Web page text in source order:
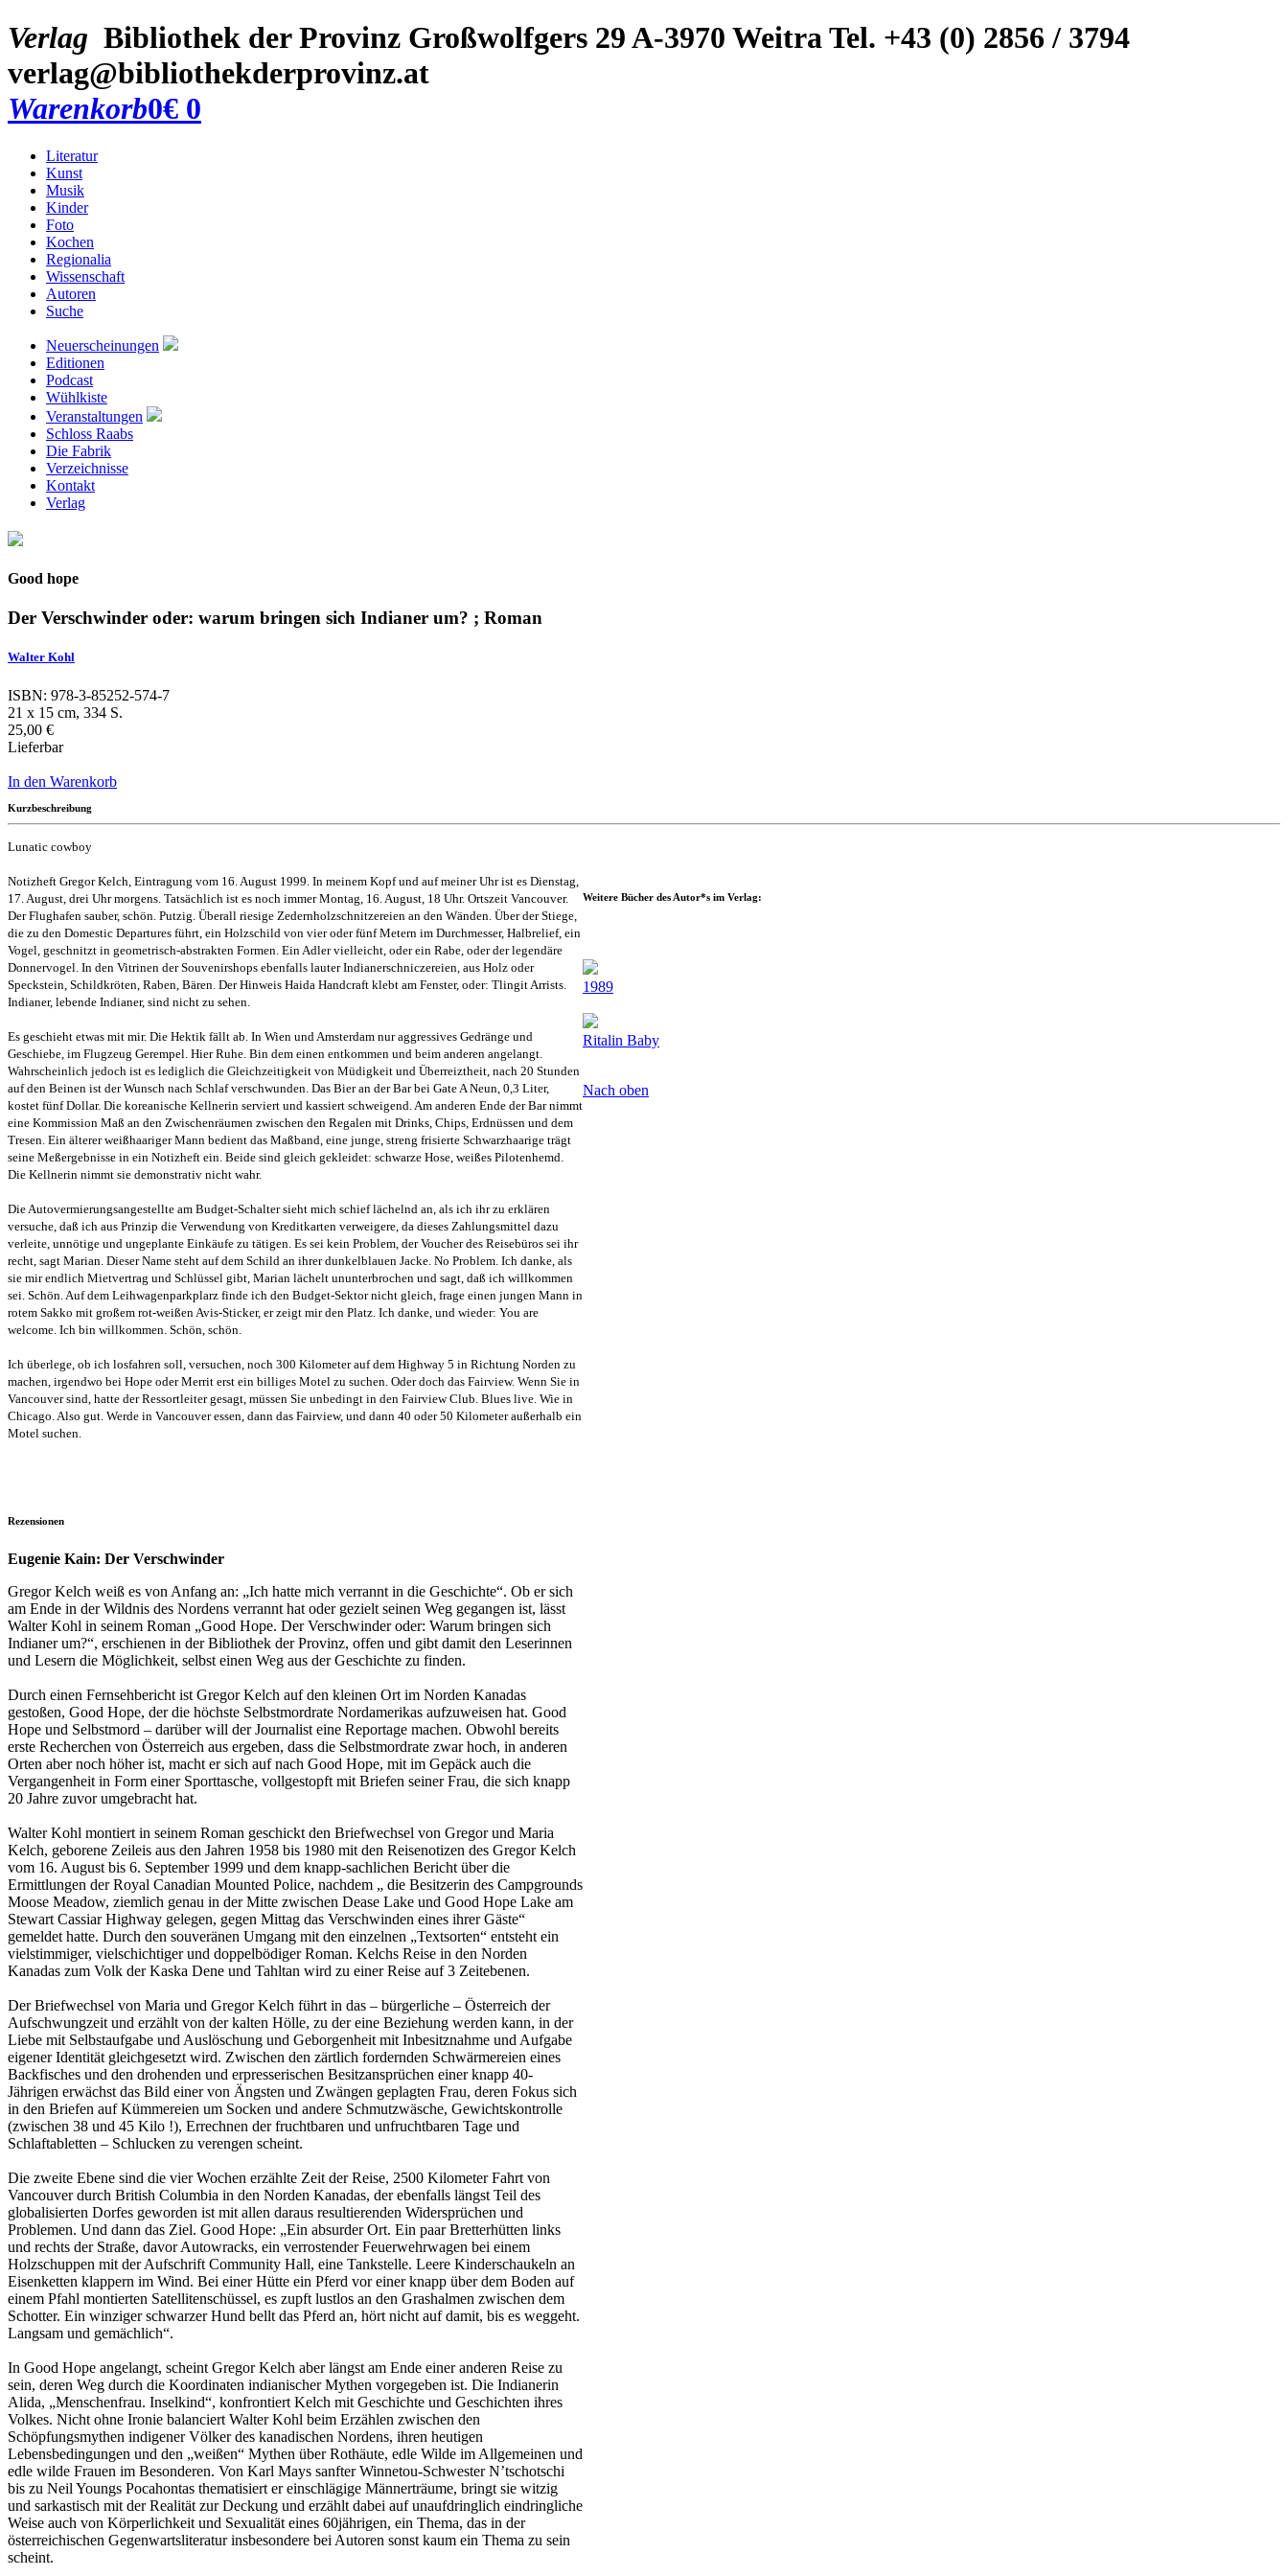
Verlag Bibliothek der Provinz Großwolfgers 29A-3970 WeitraTel. +43 (0) 2856 / 3794
verlag@bibliothekderprovinz.at
Warenkorb0€ 0
Literatur
Kunst
Musik
Kinder
Foto
Kochen
Regionalia
Wissenschaft
Autoren
Suche
Neuerscheinungen
Editionen
Podcast
Wühlkiste
Veranstaltungen
Schloss Raabs
Die Fabrik
Verzeichnisse
Kontakt
Verlag
Good hope
Der Verschwinder oder: warum bringen sich Indianer um? ; Roman
Walter Kohl
ISBN: 978-3-85252-574-7
21 x 15 cm, 334 S.
25,00 €
Lieferbar
In den Warenkorb
Kurzbeschreibung
Lunatic cowboy
Notizheft Gregor Kelch, Eintragung vom 16. August 1999. In meinem Kopf und auf meiner Uhr ist es Dienstag,
17. August, drei Uhr morgens. Tatsächlich ist es noch immer Montag, 16. August, 18 Uhr. Ortszeit Vancouver.
Der Flughafen sauber, schön. Putzig. Überall riesige Zedernholzschnitzereien an den Wänden. Über der Stiege,
die zu den Domestic Departures führt, ein Holzschild von vier oder fünf Metern im Durchmesser, Halbrelief, ein
Vogel, geschnitzt in geometrisch-abstrakten Formen. Ein Adler vielleicht, oder ein Rabe, oder der legendäre
Donnervogel. In den Vitrinen der Souvenirshops ebenfalls lauter Indianerschniczereien, aus Holz oder
Speckstein, Schildkröten, Raben, Bären. Der Hinweis Haida Handcraft klebt am Fenster, oder: Tlingit Arrists.
Indianer, lebende Indianer, sind nicht zu sehen.
Es geschieht etwas mit mir. Die Hektik fällt ab. In Wien und Amsterdam nur aggressives Gedränge und
Geschiebe, im Flugzeug Gerempel. Hier Ruhe. Bin dem einen entkommen und beim anderen angelangt.
Wahrscheinlich jedoch ist es lediglich die Gleichzeitigkeit von Müdigkeit und Überreiztheit, nach 20 Stunden
auf den Beinen ist der Wunsch nach Schlaf verschwunden. Das Bier an der Bar bei Gate A Neun, 0,3 Liter,
kostet fünf Dollar. Die koreanische Kellnerin serviert und kassiert schweigend. Am anderen Ende der Bar nimmt
eine Kommission Maß an den Zwischenräumen zwischen den Regalen mit Drinks, Chips, Erdnüssen und dem
Tresen. Ein älterer weißhaariger Mann bedient das Maßband, eine junge, streng frisierte Schwarzhaarige trägt
seine Meßergebnisse in ein Notizheft ein. Beide sind gleich gekleidet: schwarze Hose, weißes Pilotenhemd.
Die Kellnerin nimmt sie demonstrativ nicht wahr.
Die Autovermierungsangestellte am Budget-Schalter sieht mich schief lächelnd an, als ich ihr zu erklären
versuche, daß ich aus Prinzip die Verwendung von Kreditkarten verweigere, da dieses Zahlungsmittel dazu
verleite, unnötige und ungeplante Einkäufe zu tätigen. Es sei kein Problem, der Voucher des Reisebüros sei ihr
recht, sagt Marian. Dieser Name steht auf dem Schild an ihrer dunkelblauen Jacke. No Problem. Ich danke, als
sie mir endlich Mietvertrag und Schlüssel gibt, Marian lächelt ununterbrochen und sagt, daß ich willkommen
sei. Schön. Auf dem Leihwagenparkplarz finde ich den Budget-Sektor nicht gleich, frage einen jungen Mann in
rotem Sakko mit großem rot-weißen Avis-Sticker, er zeigt mir den Platz. Ich danke, und wieder: You are
welcome. Ich bin willkommen. Schön, schön.
Ich überlege, ob ich losfahren soll, versuchen, noch 300 Kilometer auf dem Highway 5 in Richtung Norden zu
machen, irgendwo bei Hope oder Merrit erst ein billiges Motel zu suchen. Oder doch das Fairview. Wenn Sie in
Vancouver sind, hatte der Ressortleiter gesagt, müssen Sie unbedingt in den Fairview Club. Blues live. Wie in
Chicago. Also gut. Werde in Vancouver essen, dann das Fairview, und dann 40 oder 50 Kilometer außerhalb ein
Motel suchen.
Rezensionen
Eugenie Kain: Der Verschwinder
Gregor Kelch weiß es von Anfang an: „Ich hatte mich verrannt in die Geschichte“. Ob er sich
am Ende in der Wildnis des Nordens verrannt hat oder gezielt seinen Weg gegangen ist, lässt
Walter Kohl in seinem Roman „Good Hope. Der Verschwinder oder: Warum bringen sich
Indianer um?“, erschienen in der Bibliothek der Provinz, offen und gibt damit den Leserinnen
und Lesern die Möglichkeit, selbst einen Weg aus der Geschichte zu finden.
Durch einen Fernsehbericht ist Gregor Kelch auf den kleinen Ort im Norden Kanadas
gestoßen, Good Hope, der die höchste Selbstmordrate Nordamerikas aufzuweisen hat. Good
Hope und Selbstmord – darüber will der Journalist eine Reportage machen. Obwohl bereits
erste Recherchen von Österreich aus ergeben, dass die Selbstmordrate zwar hoch, in anderen
Orten aber noch höher ist, macht er sich auf nach Good Hope, mit im Gepäck auch die
Vergangenheit in Form einer Sporttasche, vollgestopft mit Briefen seiner Frau, die sich knapp
20 Jahre zuvor umgebracht hat.
Walter Kohl montiert in seinem Roman geschickt den Briefwechsel von Gregor und Maria
Kelch, geborene Zeileis aus den Jahren 1958 bis 1980 mit den Reisenotizen des Gregor Kelch
vom 16. August bis 6. September 1999 und dem knapp-sachlichen Bericht über die
Ermittlungen der Royal Canadian Mounted Police, nachdem „ die Besitzerin des Campgrounds
Moose Meadow, ziemlich genau in der Mitte zwischen Dease Lake und Good Hope Lake am
Stewart Cassiar Highway gelegen, gegen Mittag das Verschwinden eines ihrer Gäste“
gemeldet hatte. Durch den souveränen Umgang mit den einzelnen „Textsorten“ entsteht ein
vielstimmiger, vielschichtiger und doppelbödiger Roman. Kelchs Reise in den Norden
Kanadas zum Volk der Kaska Dene und Tahltan wird zu einer Reise auf 3 Zeitebenen.
Der Briefwechsel von Maria und Gregor Kelch führt in das – bürgerliche – Österreich der
Aufschwungzeit und erzählt von der kalten Hölle, zu der eine Beziehung werden kann, in der
Liebe mit Selbstaufgabe und Auslöschung und Geborgenheit mit Inbesitznahme und Aufgabe
eigener Identität gleichgesetzt wird. Zwischen den zärtlich fordernden Schwärmereien eines
Backfisches und den drohenden und erpresserischen Besitzansprüchen einer knapp 40-
Jährigen erwächst das Bild einer von Ängsten und Zwängen geplagten Frau, deren Fokus sich
in den Briefen auf Kümmereien um Socken und andere Schmutzwäsche, Gewichtskontrolle
(zwischen 38 und 45 Kilo !), Errechnen der fruchtbaren und unfruchtbaren Tage und
Schlaftabletten – Schlucken zu verengen scheint.
Die zweite Ebene sind die vier Wochen erzählte Zeit der Reise, 2500 Kilometer Fahrt von
Vancouver durch British Columbia in den Norden Kanadas, der ebenfalls längst Teil des
globalisierten Dorfes geworden ist mit allen daraus resultierenden Widersprüchen und
Problemen. Und dann das Ziel. Good Hope: „Ein absurder Ort. Ein paar Bretterhütten links
und rechts der Straße, davor Autowracks, ein verrostender Feuerwehrwagen bei einem
Holzschuppen mit der Aufschrift Community Hall, eine Tankstelle. Leere Kinderschaukeln an
Eisenketten klappern im Wind. Bei einer Hütte ein Pferd vor einer knapp über dem Boden auf
einem Pfahl montierten Satellitenschüssel, es zupft lustlos an den Grashalmen zwischen dem
Schotter. Ein winziger schwarzer Hund bellt das Pferd an, hört nicht auf damit, bis es weggeht.
Langsam und gemächlich“.
In Good Hope angelangt, scheint Gregor Kelch aber längst am Ende einer anderen Reise zu
sein, deren Weg durch die Koordinaten indianischer Mythen vorgegeben ist. Die Indianerin
Alida, „Menschenfrau. Inselkind“, konfrontiert Kelch mit Geschichte und Geschichten ihres
Volkes. Nicht ohne Ironie balanciert Walter Kohl beim Erzählen zwischen den
Schöpfungsmythen indigener Völker des kanadischen Nordens, ihren heutigen
Lebensbedingungen und den „weißen“ Mythen über Rothäute, edle Wilde im Allgemeinen und
edle wilde Frauen im Besonderen. Von Karl Mays sanfter Winnetou-Schwester N’tschotschi
bis zu Neil Youngs Pocahontas thematisiert er einschlägige Männerträume, bringt sie witzig
und sarkastisch mit der Realität zur Deckung und erzählt dabei auf unaufdringlich eindringliche
Weise auch von Körperlichkeit und Sexualität eines 60jährigen, ein Thema, das in der
österreichischen Gegenwartsliteratur insbesondere bei Autoren sonst kaum ein Thema zu sein
scheint.
Weitere Bücher des Autor*s im Verlag:
1989
Ritalin Baby
Nach oben